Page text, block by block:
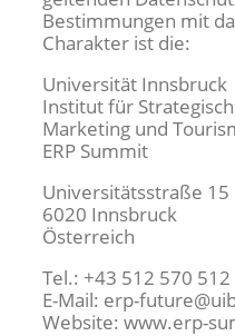
Bestimmungen mit
Charakter ist die:
Universität Innsbruck
Institut für
Marketing und
ERP Summit
Universitätsstraße 15
6020 Innsbruck
Österreich
Tel.: +43 512 570 512
E-Mail: erp-
Website: www.erp-